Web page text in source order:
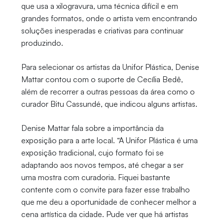
que usa a xilogravura, uma técnica difícil e em
grandes formatos, onde o artista vem encontrando
soluções inesperadas e criativas para continuar
produzindo.
Para selecionar os artistas da Unifor Plástica, Denise
Mattar contou com o suporte de Cecília Bedê,
além de recorrer a outras pessoas da área como o
curador Bitu Cassundé, que indicou alguns artistas.
Denise Mattar fala sobre a importância da
exposição para a arte local. “A Unifor Plástica é uma
exposição tradicional, cujo formato foi se
adaptando aos novos tempos, até chegar a ser
uma mostra com curadoria. Fiquei bastante
contente com o convite para fazer esse trabalho
que me deu a oportunidade de conhecer melhor a
cena artística da cidade. Pude ver que há artistas